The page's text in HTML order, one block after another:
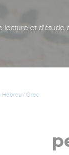
lecture et d'étude
Hébreu / Grec